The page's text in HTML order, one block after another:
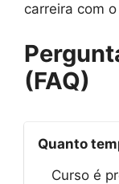
carreira com
(FAQ)
Quanto
Curso é